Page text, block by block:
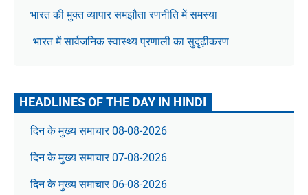
भारत की मुक्त व्यापार समझौता रणनीति में समस्या
भारत में सार्वजनिक स्वास्थ्य प्रणाली का सुदृढ़ीकरण
HEADLINES OF THE DAY IN HINDI
दिन के मुख्य समाचार 08-08-2026
दिन के मुख्य समाचार 07-08-2026
दिन के मुख्य समाचार 06-08-2026